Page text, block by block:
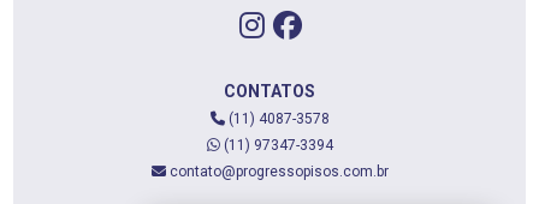
CONTATOS
(11) 4087-3578
(11) 97347-3394
contato@progressopisos.com.br